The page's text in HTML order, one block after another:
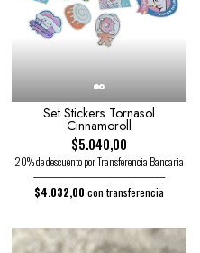
Set Stickers Tornasol
Cinnamoroll
$5.040,00
20% de descuento por Transferencia Bancaria
$4.032,00 con transferencia